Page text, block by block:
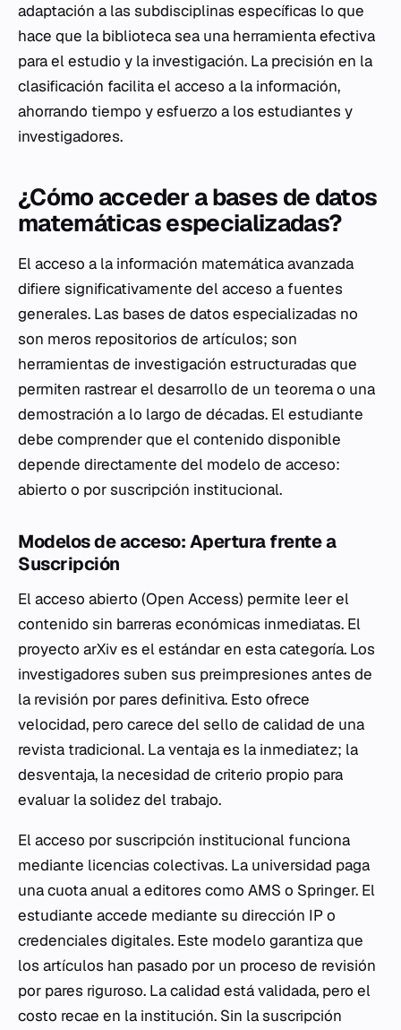
adaptación a las subdisciplinas específicas lo que
hace que la biblioteca sea una herramienta efectiva
para el estudio y la investigación. La precisión en la
clasificación facilita el acceso a la información,
ahorrando tiempo y esfuerzo a los estudiantes y
investigadores.
¿Cómo acceder a bases de datos
matemáticas especializadas?
El acceso a la información matemática avanzada
difiere significativamente del acceso a fuentes
generales. Las bases de datos especializadas no
son meros repositorios de artículos; son
herramientas de investigación estructuradas que
permiten rastrear el desarrollo de un teorema o una
demostración a lo largo de décadas. El estudiante
debe comprender que el contenido disponible
depende directamente del modelo de acceso:
abierto o por suscripción institucional.
Modelos de acceso: Apertura frente a
Suscripción
El acceso abierto (Open Access) permite leer el
contenido sin barreras económicas inmediatas. El
proyecto arXiv es el estándar en esta categoría. Los
investigadores suben sus preimpresiones antes de
la revisión por pares definitiva. Esto ofrece
velocidad, pero carece del sello de calidad de una
revista tradicional. La ventaja es la inmediatez; la
desventaja, la necesidad de criterio propio para
evaluar la solidez del trabajo.
El acceso por suscripción institucional funciona
mediante licencias colectivas. La universidad paga
una cuota anual a editores como AMS o Springer. El
estudiante accede mediante su dirección IP o
credenciales digitales. Este modelo garantiza que
los artículos han pasado por un proceso de revisión
por pares riguroso. La calidad está validada, pero el
costo recae en la institución. Sin la suscripción